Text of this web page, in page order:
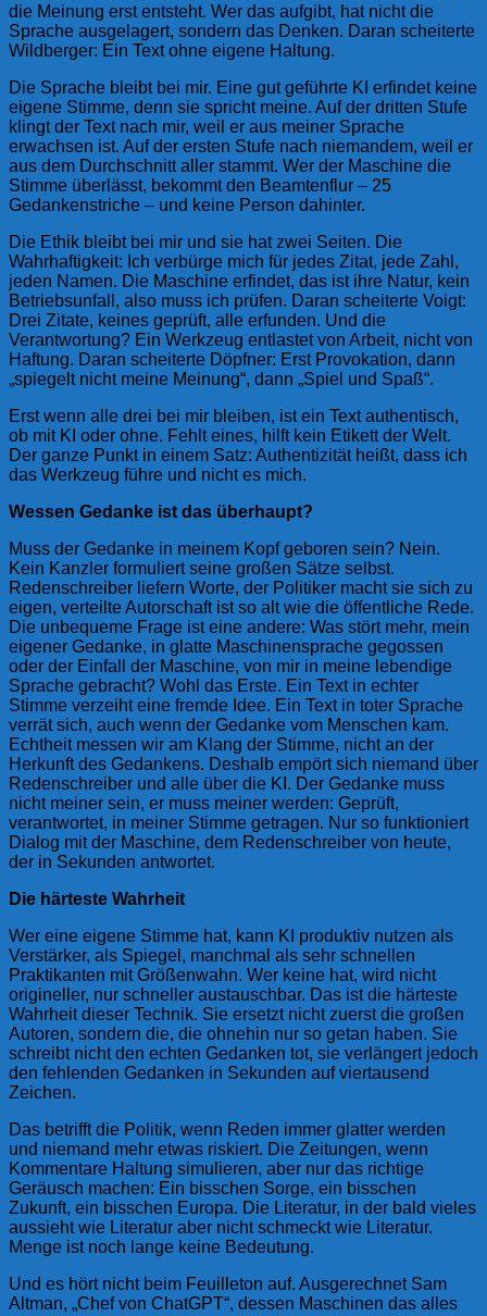
die Meinung erst entsteht. Wer das aufgibt, hat nicht die
Sprache ausgelagert, sondern das Denken. Daran scheiterte
Wildberger: Ein Text ohne eigene Haltung.
Die Sprache bleibt bei mir. Eine gut geführte KI erfindet keine
eigene Stimme, denn sie spricht meine. Auf der dritten Stufe
klingt der Text nach mir, weil er aus meiner Sprache
erwachsen ist. Auf der ersten Stufe nach niemandem, weil er
aus dem Durchschnitt aller stammt. Wer der Maschine die
Stimme überlässt, bekommt den Beamtenflur – 25
Gedankenstriche – und keine Person dahinter.
Die Ethik bleibt bei mir und sie hat zwei Seiten. Die
Wahrhaftigkeit: Ich verbürge mich für jedes Zitat, jede Zahl,
jeden Namen. Die Maschine erfindet, das ist ihre Natur, kein
Betriebsunfall, also muss ich prüfen. Daran scheiterte Voigt:
Drei Zitate, keines geprüft, alle erfunden. Und die
Verantwortung? Ein Werkzeug entlastet von Arbeit, nicht von
Haftung. Daran scheiterte Döpfner: Erst Provokation, dann
„spiegelt nicht meine Meinung“, dann „Spiel und Spaß“.
Erst wenn alle drei bei mir bleiben, ist ein Text authentisch,
ob mit KI oder ohne. Fehlt eines, hilft kein Etikett der Welt.
Der ganze Punkt in einem Satz: Authentizität heißt, dass ich
das Werkzeug führe und nicht es mich.
Wessen Gedanke ist das überhaupt?
Muss der Gedanke in meinem Kopf geboren sein? Nein.
Kein Kanzler formuliert seine großen Sätze selbst.
Redenschreiber liefern Worte, der Politiker macht sie sich zu
eigen, verteilte Autorschaft ist so alt wie die öffentliche Rede.
Die unbequeme Frage ist eine andere: Was stört mehr, mein
eigener Gedanke, in glatte Maschinensprache gegossen
oder der Einfall der Maschine, von mir in meine lebendige
Sprache gebracht? Wohl das Erste. Ein Text in echter
Stimme verzeiht eine fremde Idee. Ein Text in toter Sprache
verrät sich, auch wenn der Gedanke vom Menschen kam.
Echtheit messen wir am Klang der Stimme, nicht an der
Herkunft des Gedankens. Deshalb empört sich niemand über
Redenschreiber und alle über die KI. Der Gedanke muss
nicht meiner sein, er muss meiner werden: Geprüft,
verantwortet, in meiner Stimme getragen. Nur so funktioniert
Dialog mit der Maschine, dem Redenschreiber von heute,
der in Sekunden antwortet.
Die härteste Wahrheit
Wer eine eigene Stimme hat, kann KI produktiv nutzen als
Verstärker, als Spiegel, manchmal als sehr schnellen
Praktikanten mit Größenwahn. Wer keine hat, wird nicht
origineller, nur schneller austauschbar. Das ist die härteste
Wahrheit dieser Technik. Sie ersetzt nicht zuerst die großen
Autoren, sondern die, die ohnehin nur so getan haben. Sie
schreibt nicht den echten Gedanken tot, sie verlängert jedoch
den fehlenden Gedanken in Sekunden auf viertausend
Zeichen.
Das betrifft die Politik, wenn Reden immer glatter werden
und niemand mehr etwas riskiert. Die Zeitungen, wenn
Kommentare Haltung simulieren, aber nur das richtige
Geräusch machen: Ein bisschen Sorge, ein bisschen
Zukunft, ein bisschen Europa. Die Literatur, in der bald vieles
aussieht wie Literatur aber nicht schmeckt wie Literatur.
Menge ist noch lange keine Bedeutung.
Und es hört nicht beim Feuilleton auf. Ausgerechnet Sam
Altman, „Chef von ChatGPT“, dessen Maschinen das alles